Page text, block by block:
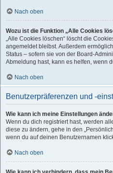
Nach oben
Wozu ist die Funktion „Alle Cookies
„Alle Cookies löschen“ löscht die
angemeldet bleibst. Außerdem
Status – sofern sie von der Board-
Abmeldung hast, kann es helfen, wenn
Nach oben
Benutzerpräferenzen und -
Wie kann ich meine Einstellungen
Wenn du dich registriert hast, werden
diese zu ändern, gehe in den
wenn du auf deinen Benutzernamen
Nach oben